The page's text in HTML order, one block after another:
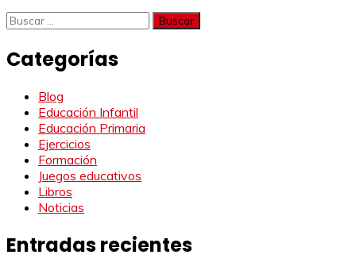
Buscar:
Categorías
Blog
Educación Infantil
Educación Primaria
Ejercicios
Formación
Juegos educativos
Libros
Noticias
Entradas recientes